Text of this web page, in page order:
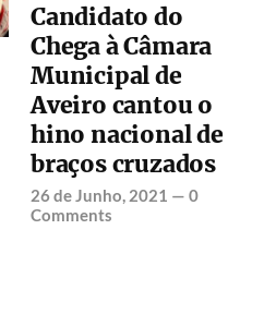
Candidato do
Chega à Câmara
Municipal de
Aveiro cantou o
hino nacional de
braços cruzados
26 de Junho, 2021 —0
Comments